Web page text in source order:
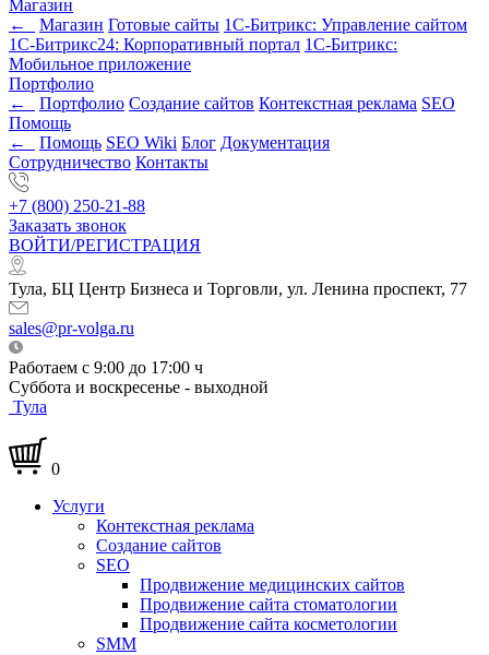
Магазин
←
Магазин Готовые сайты 1С-Битрикс: Управление сайтом
1С-Битрикс24: Корпоративный портал 1С-Битрикс:
Мобильное приложение
Портфолио
←
Портфолио Создание сайтов Контекстная реклама SEO
Помощь
←
Помощь SEO Wiki Блог Документация
Сотрудничество Контакты
+7 (800) 250-21-88
Заказать звонок
ВОЙТИ/РЕГИСТРАЦИЯ
Тула, БЦ Центр Бизнеса и Торговли, ул. Ленина проспект, 77
sales@pr-volga.ru
Работаем с 9:00 до 17:00 ч
Суббота и воскресенье - выходной
Тула
0
Услуги
Контекстная реклама
Создание сайтов
SEO
Продвижение медицинских сайтов
Продвижение сайта стоматологии
Продвижение сайта косметологии
SMM